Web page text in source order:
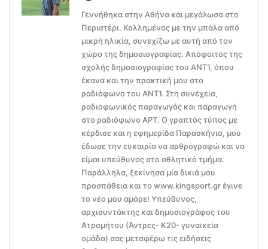
Γεννήθηκα στην Αθήνα και μεγάλωσα στο
Περιστέρι. Κολλημένος με την μπάλα από
μικρή ηλικία, συνεχίζω με αυτή από τον
χώρο της δημοσιογραφίας. Απόφοιτος της
σχολής δημοσιογραφίας του ΑΝΤ1, όπου
έκανα και την πρακτική μου στο
ραδιόφωνο του ΑΝΤ1. Στη συνέχεια,
ραδιοφωνικός παραγωγός και παραγωγή
στο ραδιόφωνο ΑΡΤ. Ο γραπτός τύπος με
κέρδισε και η εφημερίδα Παρασκήνιο, μου
έδωσε την ευκαιρία να αρθρογραφώ και να
είμαι υπεύθυνος στο αθλητικό τμήμα.
Παράλληλα, ξεκίνησα μία δικιά μου
προσπάθεια και το www.kingsport.gr έγινε
το νέο μου αμόρε! Υπεύθυνος,
αρχισυντάκτης και δημοσιογράφος του
Ατρομήτου (Άντρες- Κ20- γυναικεία
ομάδα) σας μεταφέρω τις ειδήσεις